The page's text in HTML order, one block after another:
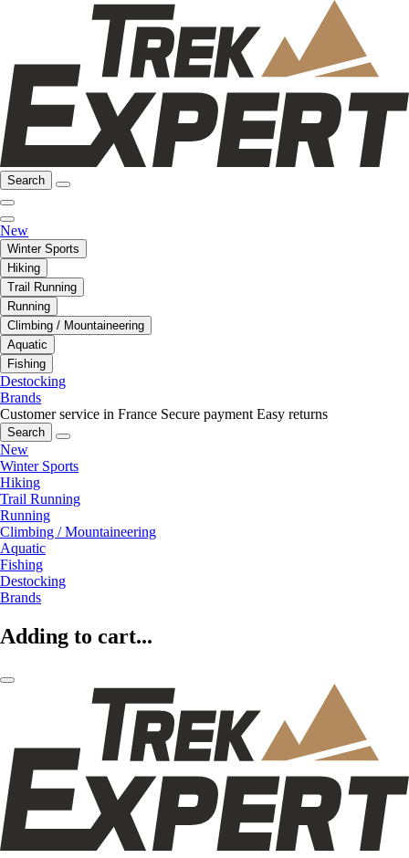
Search
New
Winter Sports
Hiking
Trail Running
Running
Climbing / Mountaineering
Aquatic
Fishing
Destocking
Brands
Customer service in France Secure payment Easy returns
Search
New
Winter Sports
Hiking
Trail Running
Running
Climbing / Mountaineering
Aquatic
Fishing
Destocking
Brands
Adding to cart...